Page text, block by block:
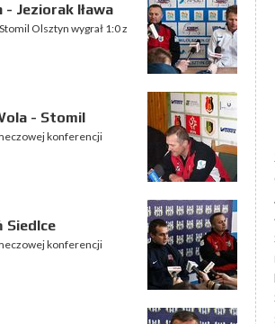
Jeziorak Iława
Olsztyn wygrał 1:0 z
- Stomil
konferencji
Siedlce
konferencji